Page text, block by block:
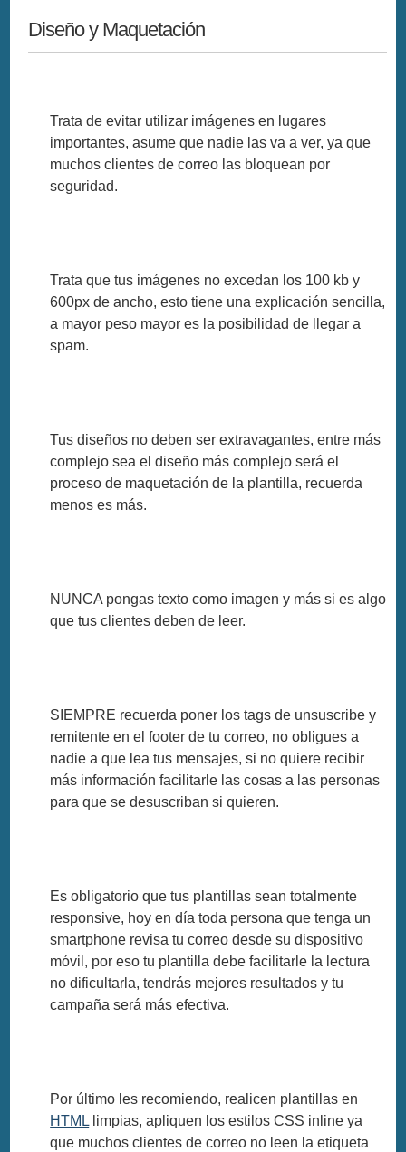
Diseño y Maquetación
Trata de evitar utilizar imágenes en lugares
importantes, asume que nadie las va a ver, ya que
muchos clientes de correo las bloquean por
seguridad.
Trata que tus imágenes no excedan los 100 kb y
600px de ancho, esto tiene una explicación sencilla,
a mayor peso mayor es la posibilidad de llegar a
spam.
Tus diseños no deben ser extravagantes, entre más
complejo sea el diseño más complejo será el
proceso de maquetación de la plantilla, recuerda
menos es más.
NUNCA pongas texto como imagen y más si es algo
que tus clientes deben de leer.
SIEMPRE recuerda poner los tags de unsuscribe y
remitente en el footer de tu correo, no obligues a
nadie a que lea tus mensajes, si no quiere recibir
más información facilitarle las cosas a las personas
para que se desuscriban si quieren.
Es obligatorio que tus plantillas sean totalmente
responsive, hoy en día toda persona que tenga un
smartphone revisa tu correo desde su dispositivo
móvil, por eso tu plantilla debe facilitarle la lectura
no dificultarla, tendrás mejores resultados y tu
campaña será más efectiva.
Por último les recomiendo, realicen plantillas en
HTML limpias, apliquen los estilos CSS inline ya
que muchos clientes de correo no leen la etiqueta